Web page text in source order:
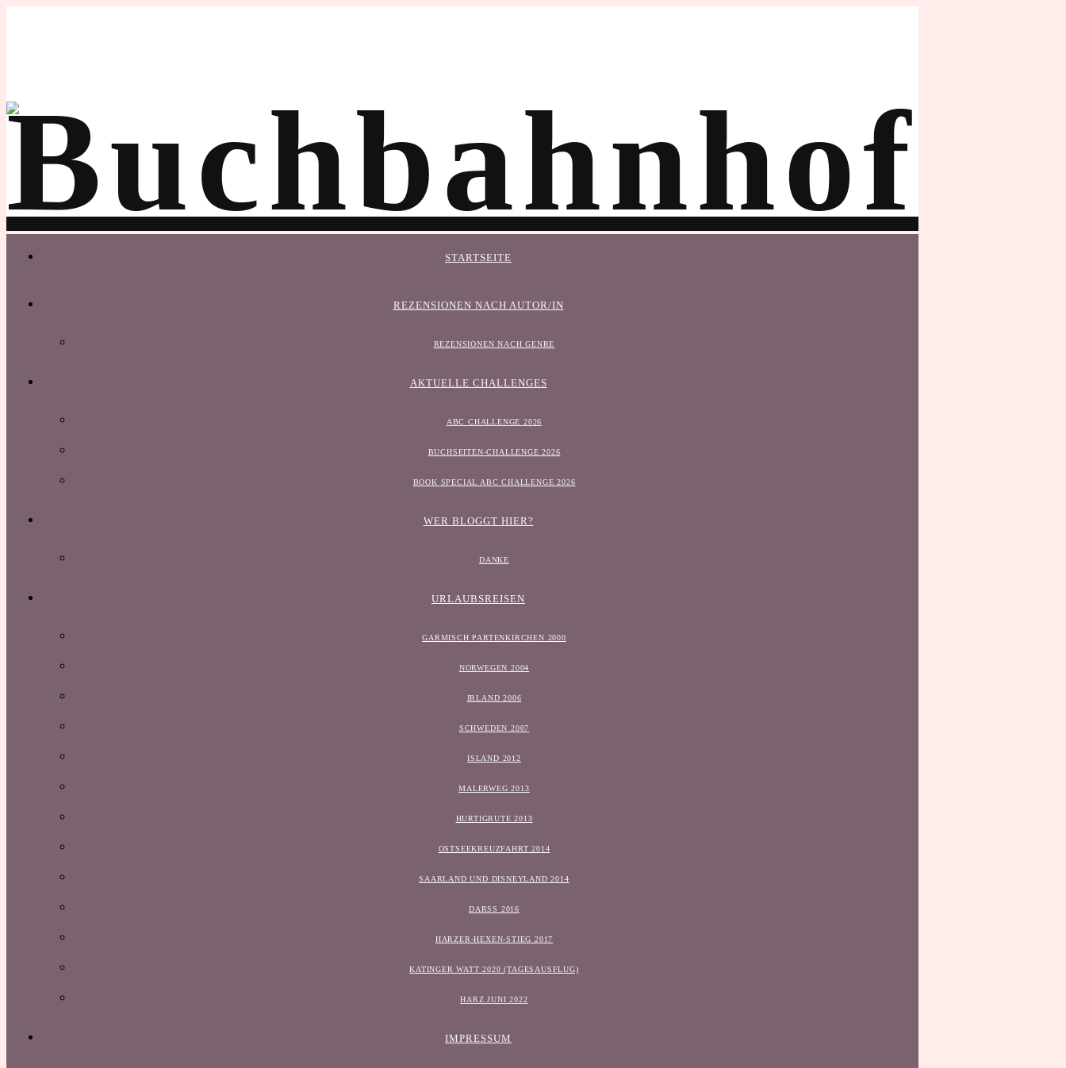
STARTSEITE
REZENSIONEN NACH AUTOR/IN
REZENSIONEN NACH GENRE
AKTUELLE CHALLENGES
ABC CHALLENGE 2026
BUCHSEITEN-CHALLENGE 2026
BOOK SPECIAL ABC CHALLENGE 2026
WER BLOGGT HIER?
DANKE
URLAUBSREISEN
GARMISCH PARTENKIRCHEN 2000
NORWEGEN 2004
IRLAND 2006
SCHWEDEN 2007
ISLAND 2012
MALERWEG 2013
HURTIGRUTE 2013
OSTSEEKREUZFAHRT 2014
SAARLAND UND DISNEYLAND 2014
DARSS 2016
HARZER-HEXEN-STIEG 2017
KATINGER WATT 2020 (TAGESAUSFLUG)
HARZ JUNI 2022
IMPRESSUM